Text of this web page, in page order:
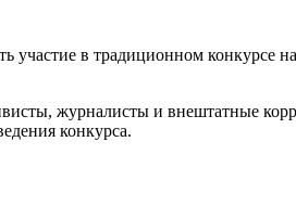
участие в традиционном конкурсе
журналисты и внештатные
конкурса.